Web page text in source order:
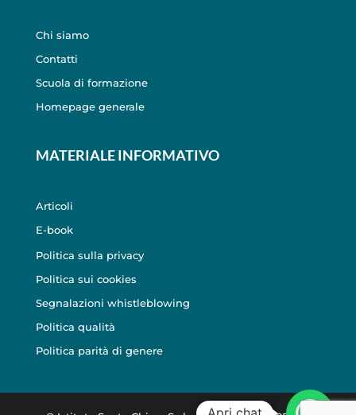
Chi siamo
Contatti
Scuola di formazione
Homepage generale
MATERIALE INFORMATIVO
Articoli
E-book
Politica sulla privacy
Politica sui cookies
Segnalazioni whistleblowing
Politica qualità
Politica parità di genere